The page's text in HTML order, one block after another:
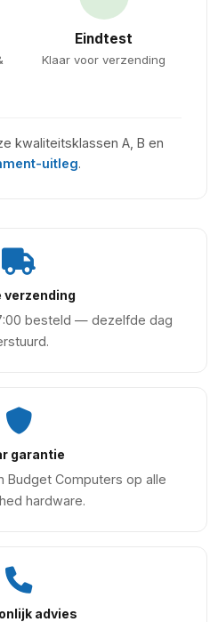
Eindtest
Klaar voor verzending
kwaliteitsklassen A, B en
uitleg.
verzending
besteld — dezelfde dag
garantie
Budget Computers op alle
hardware.
advies